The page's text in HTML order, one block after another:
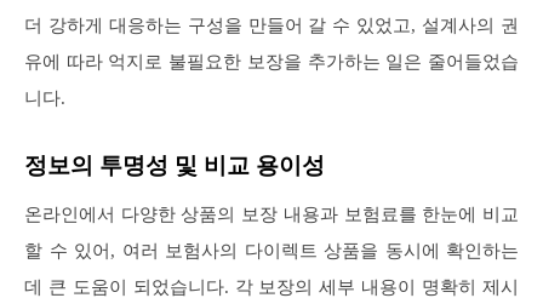
더 강하게 대응하는 구성을 만들어 갈 수 있었고, 설계사의 권
유에 따라 억지로 불필요한 보장을 추가하는 일은 줄어들었습
니다.
정보의 투명성 및 비교 용이성
온라인에서 다양한 상품의 보장 내용과 보험료를 한눈에 비교
할 수 있어, 여러 보험사의 다이렉트 상품을 동시에 확인하는
데 큰 도움이 되었습니다. 각 보장의 세부 내용이 명확히 제시